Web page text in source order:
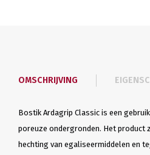
OMSCHRIJVING
Bostik Ardagrip Classic is een
poreuze ondergronden. Het product
hechting van egaliseermiddelen en